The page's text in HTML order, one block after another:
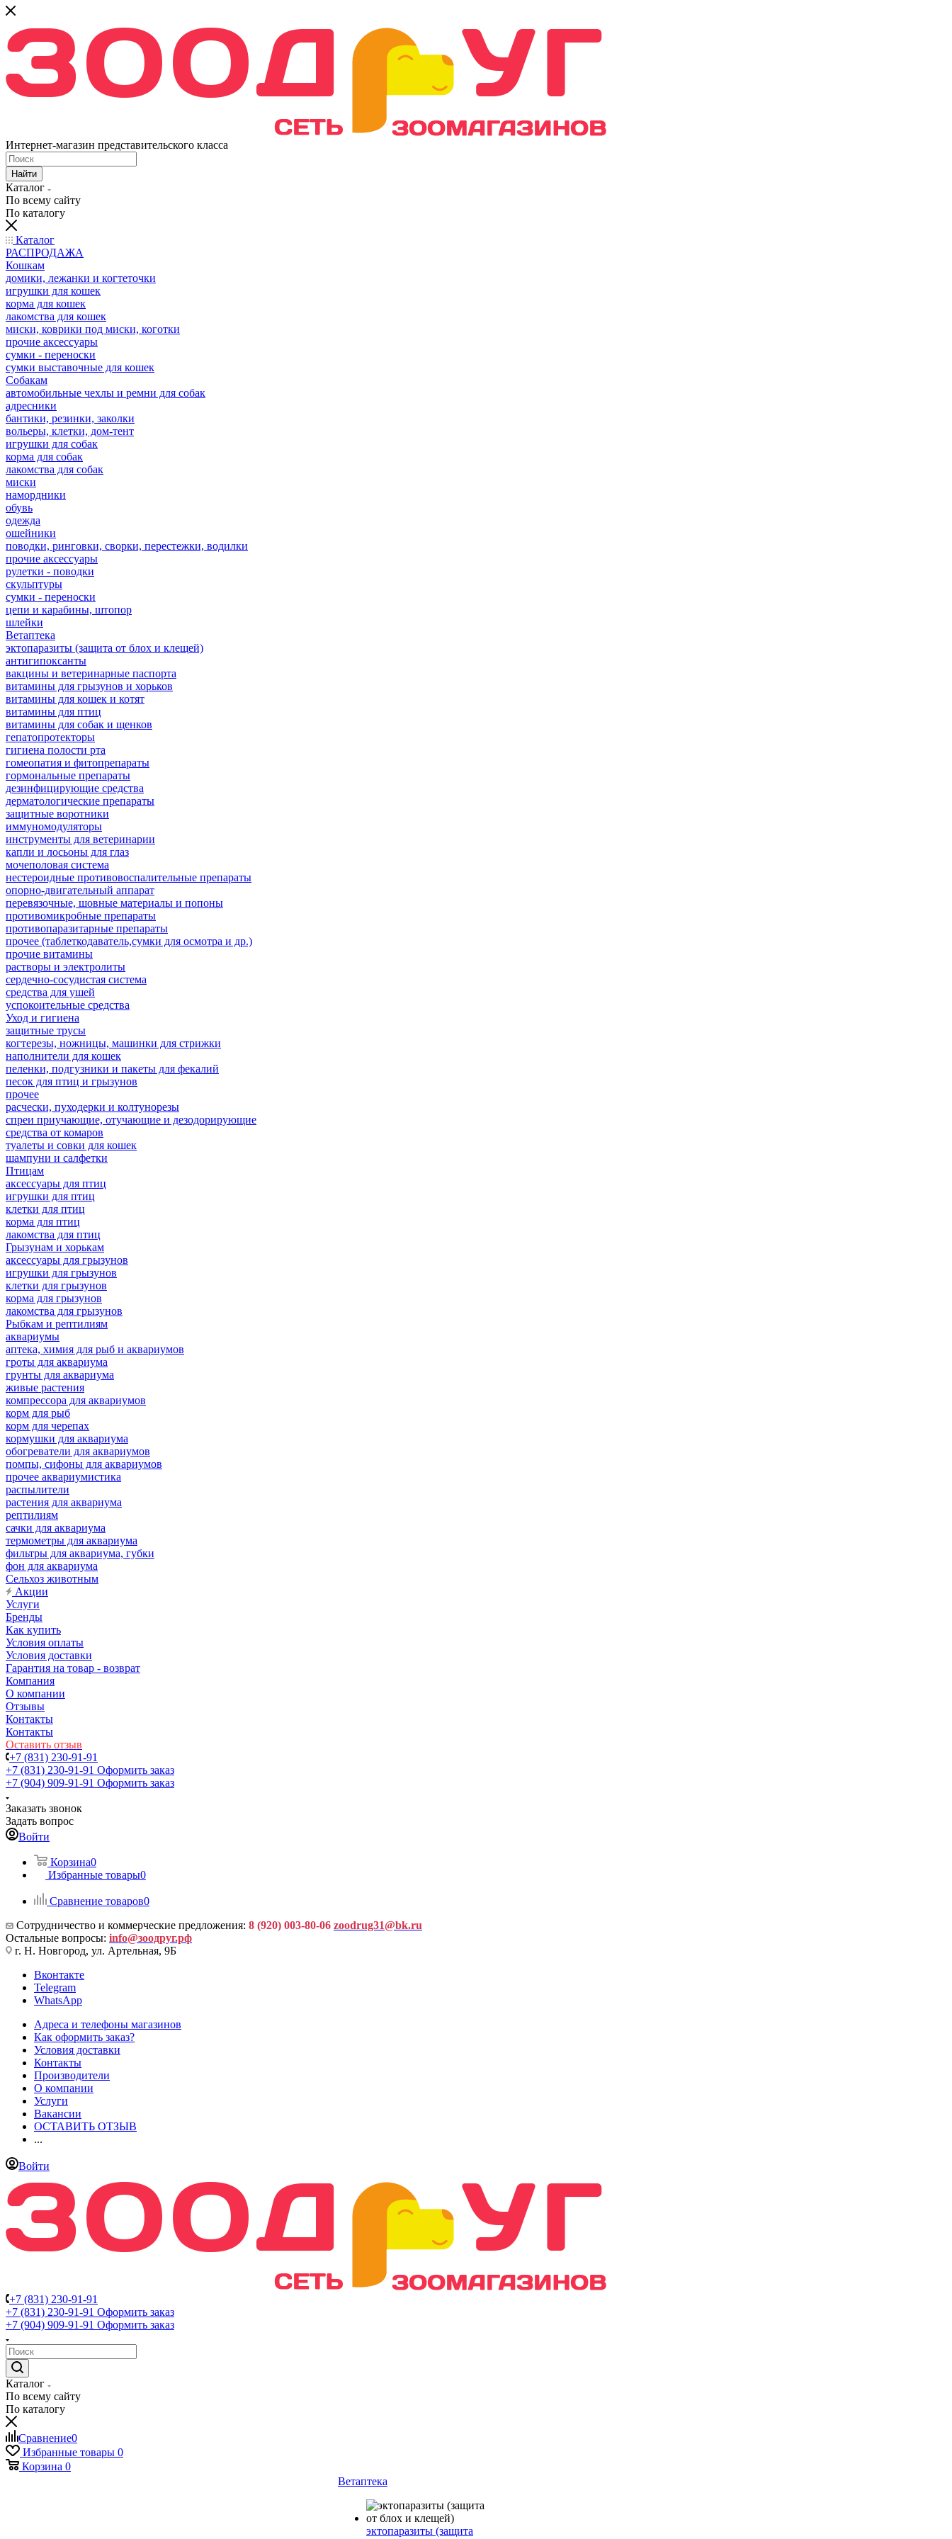
Интернет-магазин представительского класса
Найти
Каталог
По всему сайту
По каталогу
Каталог
РАСПРОДАЖА
Кошкам
домики, лежанки и когтеточки
игрушки для кошек
корма для кошек
лакомства для кошек
миски, коврики под миски, коготки
прочие аксессуары
сумки - переноски
сумки выставочные для кошек
Собакам
автомобильные чехлы и ремни для собак
адресники
бантики, резинки, заколки
вольеры, клетки, дом-тент
игрушки для собак
корма для собак
лакомства для собак
миски
намордники
обувь
одежда
ошейники
поводки, ринговки, сворки, перестежки, водилки
прочие аксессуары
рулетки - поводки
скульптуры
сумки - переноски
цепи и карабины, штопор
шлейки
Ветаптека
эктопаразиты (защита от блох и клещей)
антигипоксанты
вакцины и ветеринарные паспорта
витамины для грызунов и хорьков
витамины для кошек и котят
витамины для птиц
витамины для собак и щенков
гепатопротекторы
гигиена полости рта
гомеопатия и фитопрепараты
гормональные препараты
дезинфицирующие средства
дерматологические препараты
защитные воротники
иммуномодуляторы
инструменты для ветеринарии
капли и лосьоны для глаз
мочеполовая система
нестероидные противовоспалительные препараты
опорно-двигательный аппарат
перевязочные, шовные материалы и попоны
противомикробные препараты
противопаразитарные препараты
прочее (таблеткодаватель,сумки для осмотра и др.)
прочие витамины
растворы и электролиты
сердечно-сосудистая система
средства для ушей
успокоительные средства
Уход и гигиена
защитные трусы
когтерезы, ножницы, машинки для стрижки
наполнители для кошек
пеленки, подгузники и пакеты для фекалий
песок для птиц и грызунов
прочее
расчески, пуходерки и колтунорезы
спреи приучающие, отучающие и дезодорирующие
средства от комаров
туалеты и совки для кошек
шампуни и салфетки
Птицам
аксессуары для птиц
игрушки для птиц
клетки для птиц
корма для птиц
лакомства для птиц
Грызунам и хорькам
аксессуары для грызунов
игрушки для грызунов
клетки для грызунов
корма для грызунов
лакомства для грызунов
Рыбкам и рептилиям
аквариумы
аптека, химия для рыб и аквариумов
гроты для аквариума
грунты для аквариума
живые растения
компрессора для аквариумов
корм для рыб
корм для черепах
кормушки для аквариума
обогреватели для аквариумов
помпы, сифоны для аквариумов
прочее аквариумистика
распылители
растения для аквариума
рептилиям
сачки для аквариума
термометры для аквариума
фильтры для аквариума, губки
фон для аквариума
Сельхоз животным
Акции
Услуги
Бренды
Как купить
Условия оплаты
Условия доставки
Гарантия на товар - возврат
Компания
О компании
Отзывы
Контакты
Контакты
Оставить отзыв
+7 (831) 230-91-91
+7 (831) 230-91-91 Оформить заказ
+7 (904) 909-91-91 Оформить заказ
Заказать звонок
Задать вопрос
Войти
Корзина0
Избранные товары0
Сравнение товаров0
Сотрудничество и коммерческие предложения: 8 (920) 003-80-06 zoodrug31@bk.ru
Остальные вопросы: info@зоодруг.рф
г. Н. Новгород, ул. Артельная, 9Б
Вконтакте
Telegram
WhatsApp
Адреса и телефоны магазинов
Как оформить заказ?
Условия доставки
Контакты
Производители
О компании
Услуги
Вакансии
ОСТАВИТЬ ОТЗЫВ
...
Войти
+7 (831) 230-91-91
+7 (831) 230-91-91 Оформить заказ
+7 (904) 909-91-91 Оформить заказ
Каталог
По всему сайту
По каталогу
Сравнение0
Избранные товары 0
Корзина 0
Ветаптека
эктопаразиты (защита